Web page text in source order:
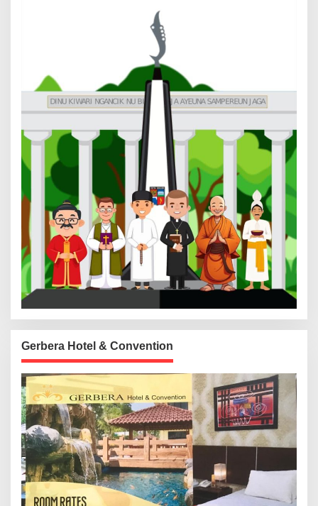
Gerbera Hotel & Convention